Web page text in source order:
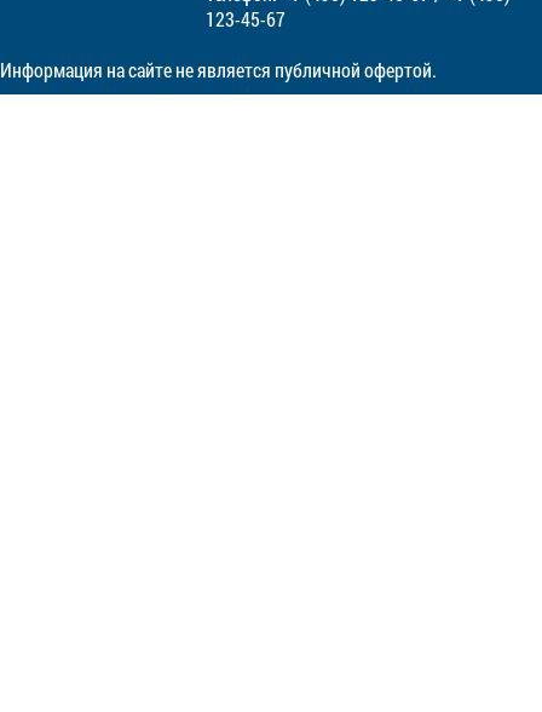
123-45-67
Информация на сайте не является публичной офертой.